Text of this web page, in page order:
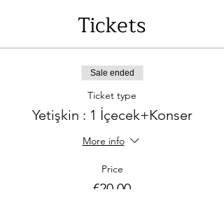
Tickets
Sale ended
Ticket type
Yetişkin : 1 İçecek+Konser
More info
Price
€20.00